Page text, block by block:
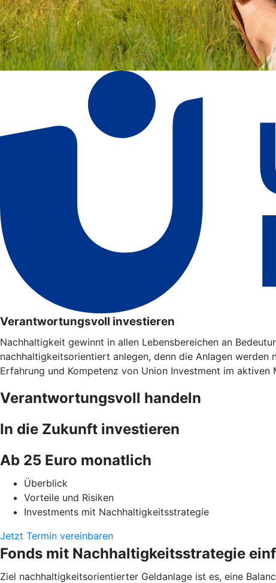
Verantwortungsvoll investieren
Nachhaltigkeit gewinnt in allen Lebensbereichen an
nachhaltigkeitsorientiert anlegen, denn die Anlagen
Erfahrung und Kompetenz von Union Investment im
Verantwortungsvoll handeln
In die Zukunft investieren
Ab 25 Euro monatlich
Überblick
Vorteile und Risiken
Investments mit Nachhaltigkeitsstrategie
Jetzt Termin vereinbaren
Fonds mit Nachhaltigkeitsstrategie
Ziel nachhaltigkeitsorientierter Geldanlage ist es, eine